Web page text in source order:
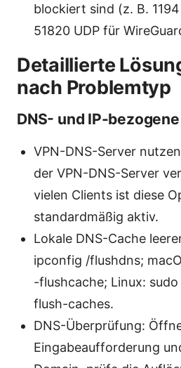
blockiert sind (z. B.
51820 UDP für
Detaillierte
nach Problemtyp
DNS- und IP-
VPN-DNS-Server
der VPN-DNS-Server
vielen Clients ist diese
standardmäßig aktiv.
Lokale DNS-Cache
ipconfig /flushdns;
-flushcache; Linux:
flush-caches.
DNS-Überprüfung:
Eingabeaufforderung